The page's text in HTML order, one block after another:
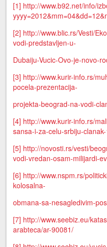
[1] http://www.b92.net/info/
[2] http://www.blic.rs/Vesti/
vodi-predstavljen-u-
Dubaiju-Vucic-Ovo-je-novo-
[3] http://www.kurir-info.rs/
pocela-prezentacija-
projekta-beograd-na-vodi-
[4] http://www.kurir-info.rs/
sansa-i-za-celu-srbiju-
[5] http://novosti.rs/vesti/
vodi-vredan-osam-milijardi-
[6] http://www.nspm.rs/
kolosalna-
obmana-sa-nesagledivim-
[7] http://www.seebiz.eu/
arabteca/ar-90081/